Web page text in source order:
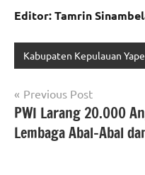
Editor: Tamrin
Kabupaten Kepulauan
Navigasi
pos
Previous Post
PWI Larang 20.000
Lembaga Abal-Abal